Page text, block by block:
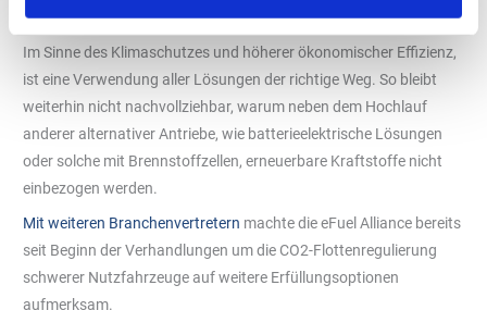
Schiffsverkehr“, ergänzt Diemer.
Im Sinne des Klimaschutzes und höherer ökonomischer Effizienz,
ist eine Verwendung aller Lösungen der richtige Weg. So bleibt
weiterhin nicht nachvollziehbar, warum neben dem Hochlauf
anderer alternativer Antriebe, wie batterieelektrische Lösungen
oder solche mit Brennstoffzellen, erneuerbare Kraftstoffe nicht
einbezogen werden.
Mit weiteren Branchenvertretern machte die eFuel Alliance bereits
seit Beginn der Verhandlungen um die CO2-Flottenregulierung
schwerer Nutzfahrzeuge auf weitere Erfüllungsoptionen
aufmerksam.